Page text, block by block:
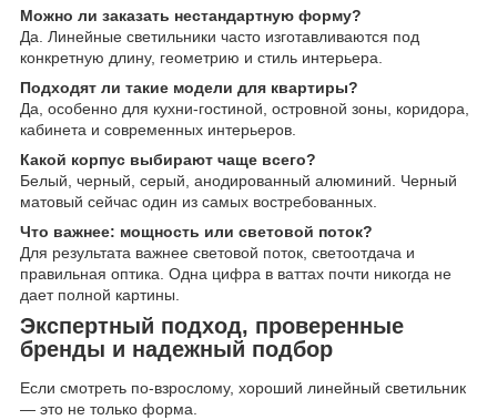
Можно ли заказать нестандартную форму?
Да. Линейные светильники часто изготавливаются под
конкретную длину, геометрию и стиль интерьера.
Подходят ли такие модели для квартиры?
Да, особенно для кухни-гостиной, островной зоны, коридора,
кабинета и современных интерьеров.
Какой корпус выбирают чаще всего?
Белый, черный, серый, анодированный алюминий. Черный
матовый сейчас один из самых востребованных.
Что важнее: мощность или световой поток?
Для результата важнее световой поток, светоотдача и
правильная оптика. Одна цифра в ваттах почти никогда не
дает полной картины.
Экспертный подход, проверенные
бренды и надежный подбор
Если смотреть по-взрослому, хороший линейный светильник
— это не только форма.